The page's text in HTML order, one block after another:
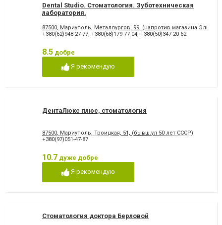
Dental Studio. Cтоматология. Зуботехническая
лаборатория.
87500, Мариуполь, Металлургов, 99, (напротив магазина
+380(62)948-27-77, +380(68)179-77-04, +380(50)347-20-62
8.5 добре
Я рекомендую
ДентаЛюкс плюс, стоматология
87500, Мариуполь, Троицкая, 51, (бывш.ул 50 лет СССР)
+380(97)051-47-87
10.7 дуже добре
Я рекомендую
Стоматология доктора Берловой